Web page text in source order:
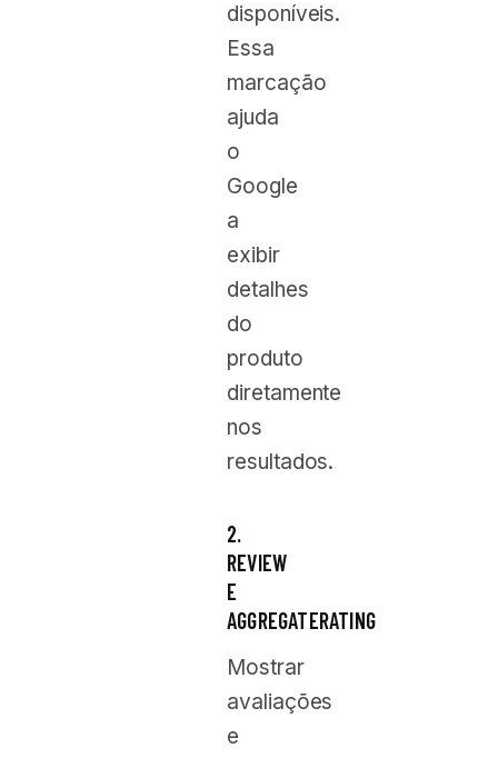
disponíveis.
Essa
marcação
ajuda
o
Google
a
exibir
detalhes
do
produto
diretamente
nos
resultados.
2.
REVIEW
E
AGGREGATERATING
Mostrar
avaliações
e